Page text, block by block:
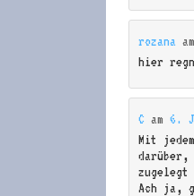
rozana
hier
C am 6.
Mit
zugelegt
Ach ja,